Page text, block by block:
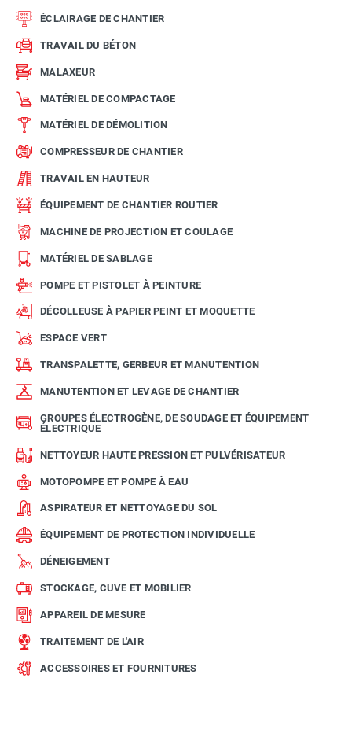
ÉCLAIRAGE DE CHANTIER
TRAVAIL DU BÉTON
MALAXEUR
MATÉRIEL DE COMPACTAGE
MATÉRIEL DE DÉMOLITION
COMPRESSEUR DE CHANTIER
TRAVAIL EN HAUTEUR
ÉQUIPEMENT DE CHANTIER ROUTIER
MACHINE DE PROJECTION ET COULAGE
MATÉRIEL DE SABLAGE
POMPE ET PISTOLET À PEINTURE
DÉCOLLEUSE À PAPIER PEINT ET MOQUETTE
ESPACE VERT
TRANSPALETTE, GERBEUR ET MANUTENTION
MANUTENTION ET LEVAGE DE CHANTIER
GROUPES ÉLECTROGÈNE, DE SOUDAGE ET ÉQUIPEMENT
ÉLECTRIQUE
NETTOYEUR HAUTE PRESSION ET PULVÉRISATEUR
MOTOPOMPE ET POMPE À EAU
ASPIRATEUR ET NETTOYAGE DU SOL
ÉQUIPEMENT DE PROTECTION INDIVIDUELLE
DÉNEIGEMENT
STOCKAGE, CUVE ET MOBILIER
APPAREIL DE MESURE
TRAITEMENT DE L'AIR
ACCESSOIRES ET FOURNITURES